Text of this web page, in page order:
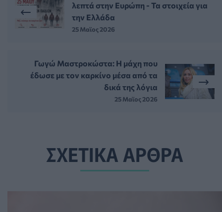
λεπτά στην Ευρώπη - Τα στοιχεία για
την Ελλάδα
25 Μαϊος 2026
Γωγώ Μαστροκώστα: Η μάχη που
έδωσε με τον καρκίνο μέσα από τα
δικά της λόγια
25 Μαϊος 2026
ΣΧΕΤΙΚΑ ΑΡΘΡΑ